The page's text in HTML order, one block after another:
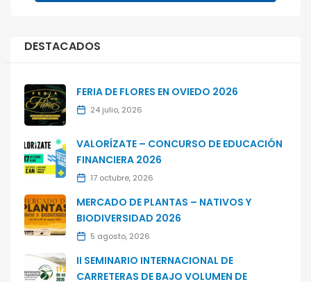
DESTACADOS
FERIA DE FLORES EN OVIEDO 2026
24 julio, 2026
VALORÍZATE – CONCURSO DE EDUCACIÓN
FINANCIERA 2026
17 octubre, 2026
MERCADO DE PLANTAS – NATIVOS Y
BIODIVERSIDAD 2026
5 agosto, 2026
II SEMINARIO INTERNACIONAL DE
CARRETERAS DE BAJO VOLUMEN DE